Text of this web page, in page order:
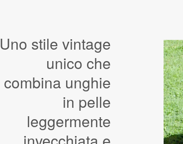
Uno stile vintage
unico che
combina unghie
in pelle
leggermente